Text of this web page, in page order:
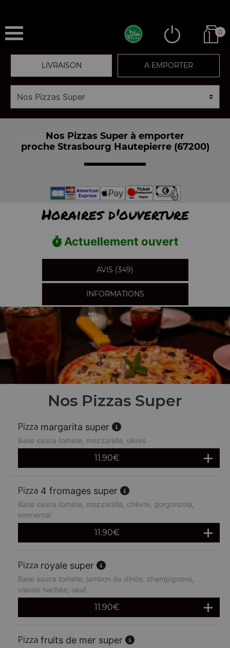
0
LIVRAISON A EMPORTER
Nos Pizzas Super à emporter
proche Strasbourg Hautepierre (67200)
Horaires d'ouverture
Actuellement ouvert
AVIS (349)
INFORMATIONS
Nos Pizzas Super
margarita super
Base sauce tomate, mozzarella, olives
11.90€
4 fromages super
Base sauce tomate, mozzarella, chèvre, gorgonzola,
emmental
11.90€
royale super
Base sauce tomate, jambon de dinde, champignons,
viande hachée, oeuf
11.90€
fruits de mer super